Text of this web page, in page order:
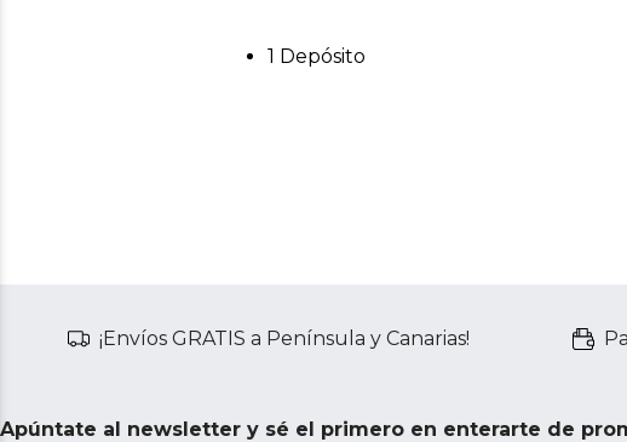
1 Depósito
¡Envíos GRATIS a Península y Canarias!
Apúntate al newsletter y sé el primero en enterarte de